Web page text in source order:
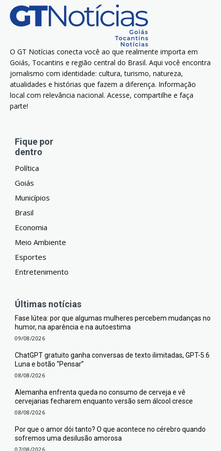
O GT Notícias conecta você ao que realmente importa em
Goiás, Tocantins e região central do Brasil. Aqui você encontra
jornalismo com identidade: cultura, turismo, natureza,
atualidades e histórias que fazem a diferença. Informação
local com relevância nacional. Acesse, compartilhe e faça
parte!
Fique por
dentro
Política
Goiás
Municípios
Brasil
Economia
Meio Ambiente
Esportes
Entretenimento
Últimas notícias
Fase lútea: por que algumas mulheres percebem mudanças no
humor, na aparência e na autoestima
09/08/2026
ChatGPT gratuito ganha conversas de texto ilimitadas, GPT-5.6
Luna e botão “Pensar”
08/08/2026
Alemanha enfrenta queda no consumo de cerveja e vê
cervejarias fecharem enquanto versão sem álcool cresce
08/08/2026
Por que o amor dói tanto? O que acontece no cérebro quando
sofremos uma desilusão amorosa
07/08/2026